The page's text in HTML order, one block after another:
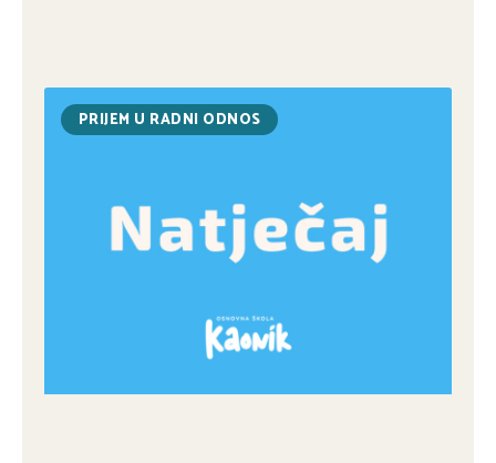
PRIJEM U RADNI ODNOS